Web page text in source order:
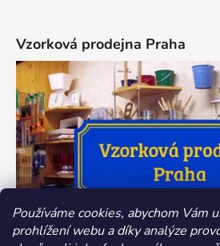
Používáme cookies, abychom Vám
prohlížení webu a díky analýze
Vzorková prodejna Praha